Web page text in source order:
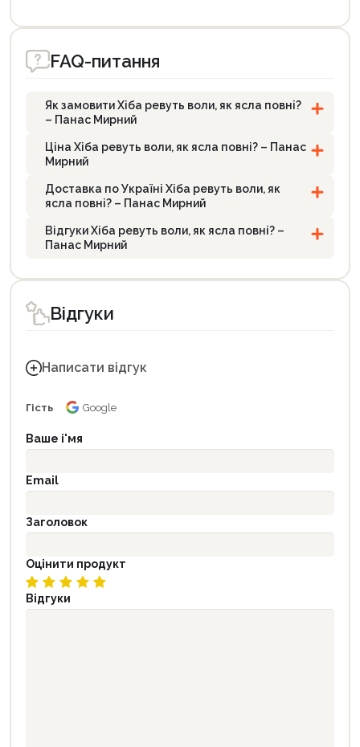
FAQ-питання
Як замовити Хіба ревуть воли, як ясла повні?
– Панас Мирний
Ціна Хіба ревуть воли, як ясла повні? – Панас
Мирний
Доставка по Україні Хіба ревуть воли, як
ясла повні? – Панас Мирний
Відгуки Хіба ревуть воли, як ясла повні? –
Панас Мирний
Відгуки
Написати відгук
Гість Google
Ваше і'мя
Email
Заголовок
Оцінити продукт
Відгуки